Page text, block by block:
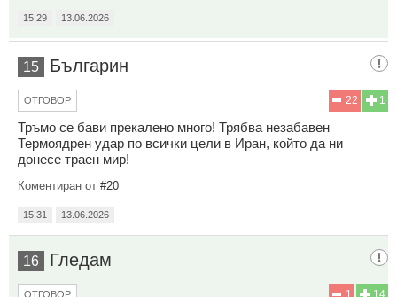
15:29 13.06.2026
15 Българин
1
22
ОТГОВОР
Тръмо се бави прекалено много! Трябва незабавен
Термоядрен удар по всички цели в Иран, който да ни
донесе траен мир!
Коментиран от #20
15:31 13.06.2026
16 Гледам
14
1
ОТГОВОР